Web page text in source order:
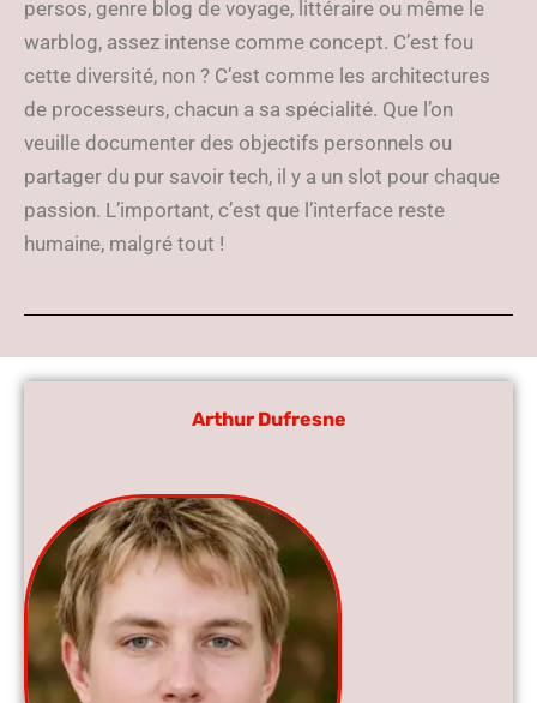
persos, genre blog de voyage, littéraire ou même le
warblog, assez intense comme concept. C’est fou
cette diversité, non ? C’est comme les architectures
de processeurs, chacun a sa spécialité. Que l’on
veuille documenter des objectifs personnels ou
partager du pur savoir tech, il y a un slot pour chaque
passion. L’important, c’est que l’interface reste
humaine, malgré tout !
Arthur Dufresne